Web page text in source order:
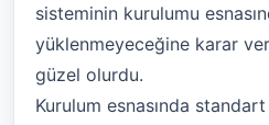
sisteminin kurulumu
yüklenmeyeceğine karar
güzel olurdu.
Kurulum esnasında